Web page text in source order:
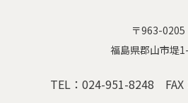
〒963-0205
福島県郡山市堤
TEL： 024-951-8248 FAX